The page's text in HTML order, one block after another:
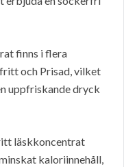
finns i flera
och Prisad, vilket
uppfriskande dryck
läskkoncentrat
kaloriinnehåll,